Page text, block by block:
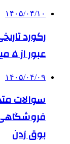
۱۴۰۵/۰۴/۱۰
رکورد
عبور از ۵ میلیون نفر!
۱۴۰۵/۰۴/۰۹
سوالات
بوق زدن